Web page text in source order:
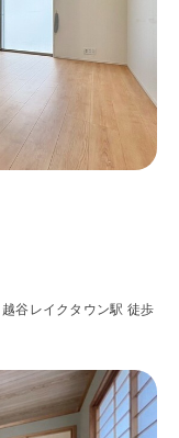
越谷レイクタウン駅 徒歩